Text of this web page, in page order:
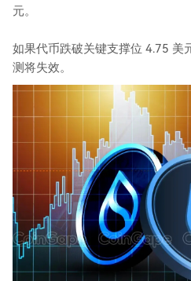
元。
如果代币跌破关键支撑位 4.75 美
测将失效。